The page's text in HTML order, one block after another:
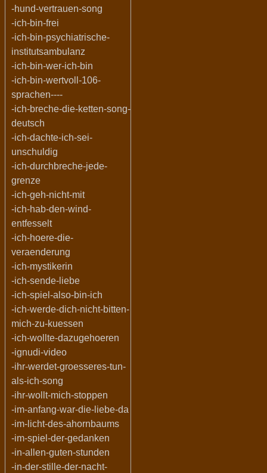
-hund-vertrauen-song
-ich-bin-frei
-ich-bin-psychiatrische-
institutsambulanz
-ich-bin-wer-ich-bin
-ich-bin-wertvoll-106-
sprachen----
-ich-breche-die-ketten-song-
deutsch
-ich-dachte-ich-sei-
unschuldig
-ich-durchbreche-jede-
grenze
-ich-geh-nicht-mit
-ich-hab-den-wind-
entfesselt
-ich-hoere-die-
veraenderung
-ich-mystikerin
-ich-sende-liebe
-ich-spiel-also-bin-ich
-ich-werde-dich-nicht-bitten-
mich-zu-kuessen
-ich-wollte-dazugehoeren
-ignudi-video
-ihr-werdet-groesseres-tun-
als-ich-song
-ihr-wollt-mich-stoppen
-im-anfang-war-die-liebe-da
-im-licht-des-ahornbaums
-im-spiel-der-gedanken
-in-allen-guten-stunden
-in-der-stille-der-nacht-